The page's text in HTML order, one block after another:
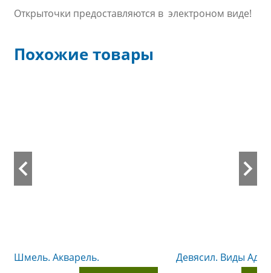
Открыточки предоставляются в электроном виде!
Похожие товары
Шмель. Акварель. Девясил. Виды